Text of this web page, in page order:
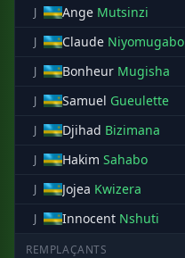
J Ange Mutsinzi
J Claude Niyomugabo
J Bonheur Mugisha
J Samuel Gueulette
J
Djihad Bizimana
J
Hakim Sahabo
J
Jojea Kwizera
J
Innocent Nshuti
REMPLAÇANTS